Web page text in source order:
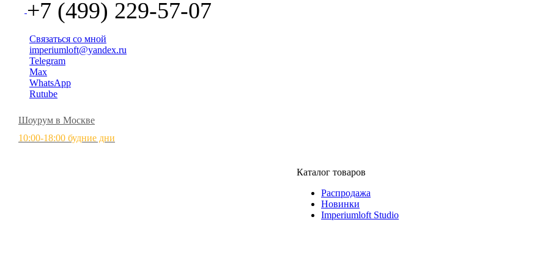
+7 (499) 229-57-07
Связаться со мной
imperiumloft@yandex.ru
Telegram
Max
WhatsApp
Rutube
Шоурум в Москве
10:00-18:00 будние дни
Каталог товаров
Распродажа
Новинки
Imperiumloft Studio